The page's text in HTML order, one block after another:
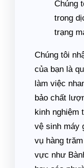
Chúng
trong
trạng
Chúng tôi
của bạn là
làm việc
bảo chất
kinh nghiệm
vệ sinh máy
vụ hàng
vực như